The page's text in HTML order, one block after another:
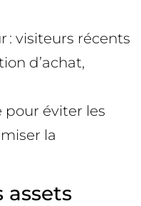
: visiteurs récents
d’achat,
pour éviter les
la
assets